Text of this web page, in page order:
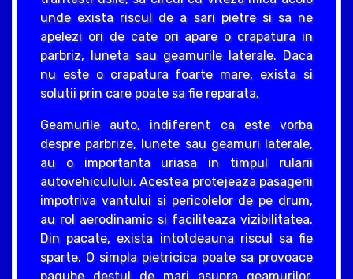
unde exista riscul de a sari pietre si sa ne
apelezi ori de cate ori apare o crapatura in
parbriz, luneta sau geamurile laterale. Daca
nu este o crapatura foarte mare, exista si
solutii prin care poate sa fie reparata.
Geamurile auto, indiferent ca este vorba
despre parbrize, lunete sau geamuri laterale,
au o importanta uriasa in timpul rularii
autovehiculului. Acestea protejeaza pasagerii
impotriva vantului si pericolelor de pe drum,
au rol aerodinamic si faciliteaza vizibilitatea.
Din pacate, exista intotdeauna riscul sa fie
sparte. O simpla pietricica poate sa provoace
pagube destul de mari asupra geamurilor,